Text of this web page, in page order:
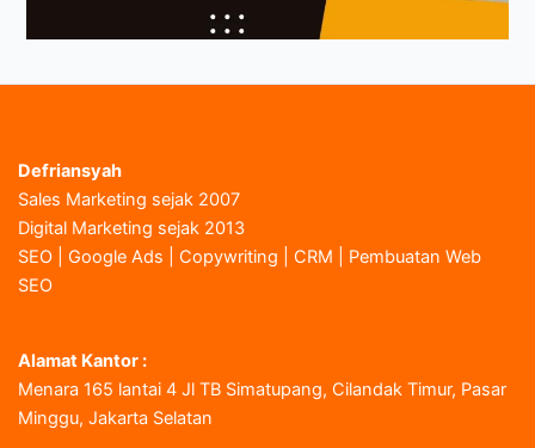
Defriansyah
Sales Marketing sejak 2007
Digital Marketing sejak 2013
SEO | Google Ads | Copywriting | CRM | Pembuatan Web
SEO
Alamat Kantor :
Menara 165 lantai 4 Jl TB Simatupang, Cilandak Timur, Pasar
Minggu, Jakarta Selatan